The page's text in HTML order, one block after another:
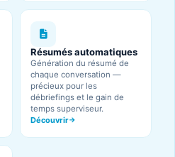
Résumés automatiques
Génération du résumé de
chaque conversation —
précieux pour les
débriefings et le gain de
temps superviseur.
Découvrir